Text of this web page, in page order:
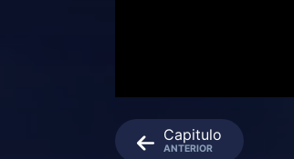
Capitulo
ANTERIOR